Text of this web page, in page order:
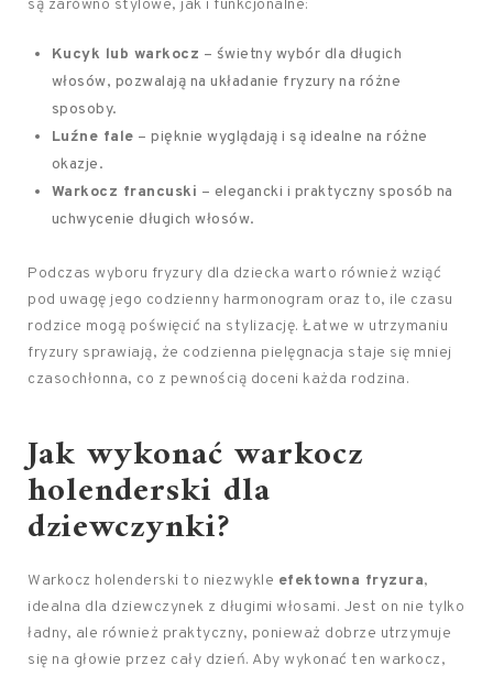
są zarówno stylowe, jak i funkcjonalne:
Kucyk lub warkocz – świetny wybór dla długich
włosów, pozwalają na układanie fryzury na różne
sposoby.
Luźne fale – pięknie wyglądają i są idealne na różne
okazje.
Warkocz francuski – elegancki i praktyczny sposób na
uchwycenie długich włosów.
Podczas wyboru fryzury dla dziecka warto również wziąć
pod uwagę jego codzienny harmonogram oraz to, ile czasu
rodzice mogą poświęcić na stylizację. Łatwe w utrzymaniu
fryzury sprawiają, że codzienna pielęgnacja staje się mniej
czasochłonna, co z pewnością doceni każda rodzina.
Jak wykonać warkocz
holenderski dla
dziewczynki?
Warkocz holenderski to niezwykle efektowna fryzura,
idealna dla dziewczynek z długimi włosami. Jest on nie tylko
ładny, ale również praktyczny, ponieważ dobrze utrzymuje
się na głowie przez cały dzień. Aby wykonać ten warkocz,